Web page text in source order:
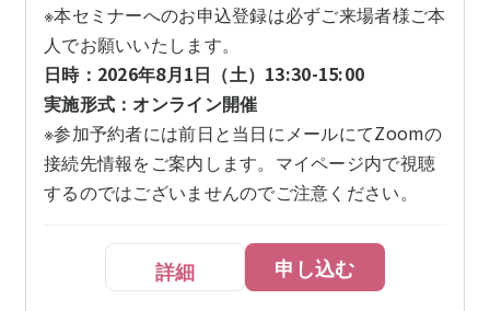
※本セミナーへのお申込登録は必ずご来場者様ご本
人でお願いいたします。
日時：2026年8月1日（土）13:30-15:00
実施形式：オンライン開催
※参加予約者には前日と当日にメールにてZoomの
接続先情報をご案内します。マイページ内で視聴
するのではございませんのでご注意ください。
詳細 申し込む